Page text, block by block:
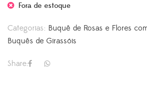
Fora de estoque
Categorias: Buquê de Rosas e Flores
Buquês de Girassóis
Share: